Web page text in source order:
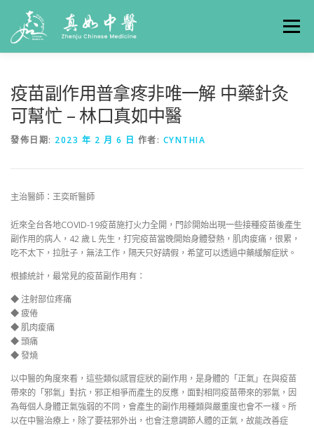
選單
疫苗副作用普拿疼非唯一解 中藥針灸
可幫忙 – 林口真如中醫
發佈日期: 2023 年 2 月 6 日 作者: CYNTHIA
主治醫師：王奕昕醫師
近來全台各地COVID-19疫苗施打火力全開，門診開始出現一些接種疫苗後產生
副作用的病人，42 歲 L 先生，打完疫苗當晚開始身體發熱，肌肉痠痛，很累，
吃不太下，拉肚子，無法工作，隔天只好請假，希望可以透過中藥緩解症狀。
根據統計，最常見的疫苗副作用有：
◆ 注射部位疼痛
◆ 疲倦
◆ 肌肉痠痛
◆ 頭痛
◆ 發燒
以中醫的角度來看，這些類似感冒症狀的副作用，是身體的「正氣」在與疫苗
帶來的「邪氣」對抗，邪正相爭而產生的反應，面對相同疫苗帶來的邪氣，因
為每個人身體正氣強弱的不同，會產生的副作用種類與嚴重度也會不一樣。所
以在中醫治療上，除了要祛邪外出，也會注意調節人體的正氣，故能改善症